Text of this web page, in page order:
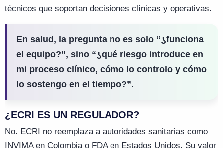
técnicos que soportan decisiones clínicas y operativas.
En salud, la pregunta no es solo “¿funciona
el equipo?”, sino “¿qué riesgo introduce en
mi proceso clínico, cómo lo controlo y cómo
lo sostengo en el tiempo?”.
¿ECRI ES UN REGULADOR?
No. ECRI no reemplaza a autoridades sanitarias como
INVIMA en Colombia o FDA en Estados Unidos. Su valor